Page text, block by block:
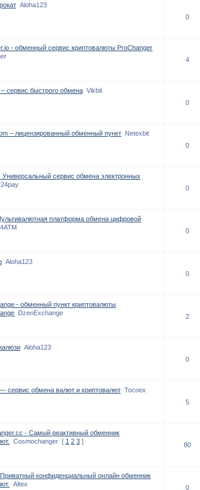
Aloha123
0
- обменный сервис криптовалюты ProChanger
4
сервис быстрого обмена Vikbit
0
– лицензированный обменный пункт Netexbit
0
Универсальный сервис обмена электронных
0
платформа обмена цифровой
0
Aloha123
0
- обменный пункт криптовалюты
DzenExchange 2
Aloha123
0
сервис обмена валют и криптовалют Tocoex
5
- Самый реактивный обменник
Cosmochanger [ 1 2 3 ] 80
конфиденциальный онлайн обменник
Altex 0